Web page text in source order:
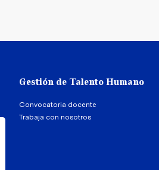
Gestión de Talento Humano
Convocatoria docente
Trabaja con nosotros